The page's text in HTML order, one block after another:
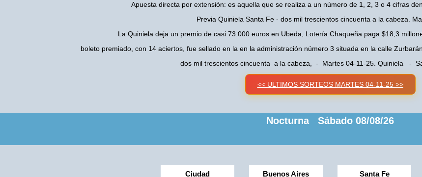
Apuesta directa por extensión: es aquella que se realiza a un número de 1, 2, 3 o 4 cifras
Previa Quiniela Santa Fe - dos mil trescientos cincuenta a la cabeza.
La Quiniela deja un premio de casi 73.000 euros en Ubeda, Lotería Chaqueña paga $18,3
boleto premiado, con 14 aciertos, fue sellado en la en la administración número 3 situada en la calle
dos mil trescientos cincuenta a la cabeza, - Martes 04-11-25. Quiniela -
<< ULTIMOS SORTEOS MARTES 04-11-25 >>
Nocturna Sábado 08/08/26
Ciudad Buenos Aires Santa Fe